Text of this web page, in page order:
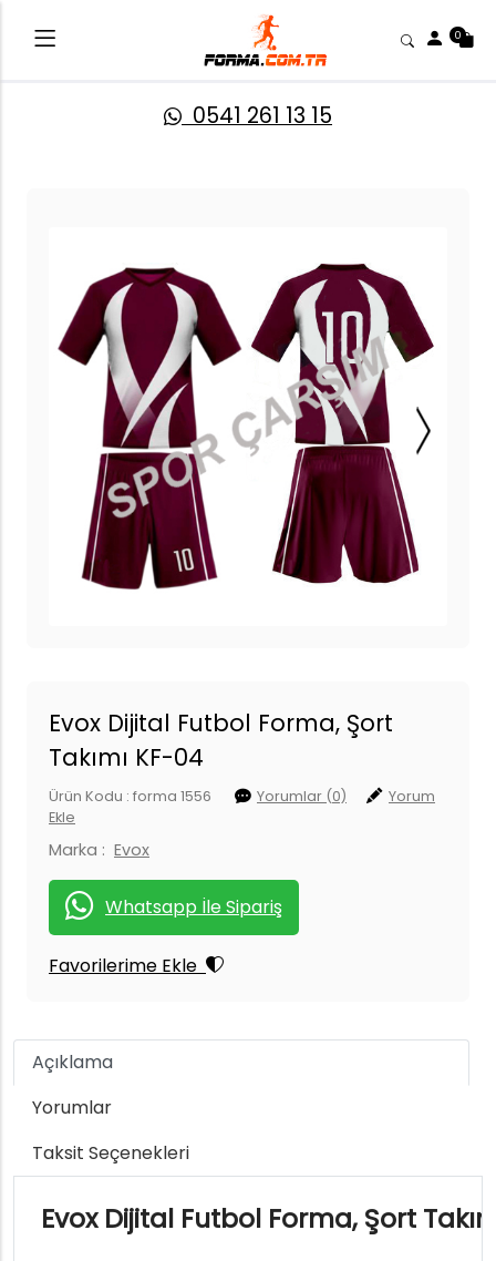
0
0541 261 13 15
Evox Dijital Futbol Forma, Şort
Takımı KF-04
Ürün Kodu : forma 1556 Yorumlar (0)
Yorum
Ekle
Marka : Evox
Whatsapp İle Sipariş
Favorilerime Ekle
Açıklama
Yorumlar
Taksit Seçenekleri
Evox Dijital Futbol Forma, Şort